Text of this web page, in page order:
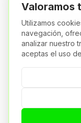
ORIZON
Una
🇪🇸 ©
Valoramos
Utilizamos
navegación,
analizar nuestro
aceptas el uso